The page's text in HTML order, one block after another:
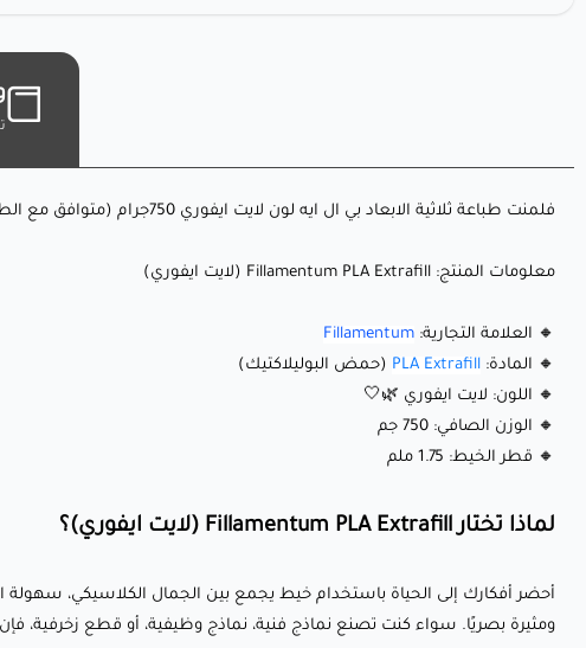
🔹
فلمنت طباعة ثلاثية الابعاد بي ال ايه لون لايت ايفوري 750جرام (متوافق مع الطابعات عالية السرعة وموافق مع MSA)
معلومات المنتج: Fillamentum PLA Extrafill (لايت ايفوري)
🔸 العلامة التجارية: Fillamentum
🔸 المادة: PLA Extrafill (حمض البوليلاكتيك)
🔸 اللون: لايت ايفوري 🌿🤍
🔸 الوزن الصافي: 750 جم
🔸 قطر الخيط: 1.75 ملم
لماذا تختار Fillamentum PLA Extrafill (لايت ايفوري)؟
ومثيرة بصريًا. سواء كنت تصنع نماذج فنية، نماذج وظيفية، أو قطع زخرفية،